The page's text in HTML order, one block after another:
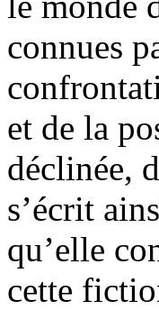
connues
et de la
déclinée,
s’écrit
qu’elle
cette